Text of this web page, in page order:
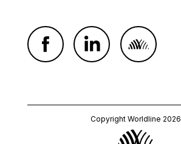
Copyright Worldline 2026